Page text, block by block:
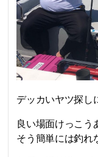
デッカいヤツ探し
良い場面けっこう
そう簡単には釣れ